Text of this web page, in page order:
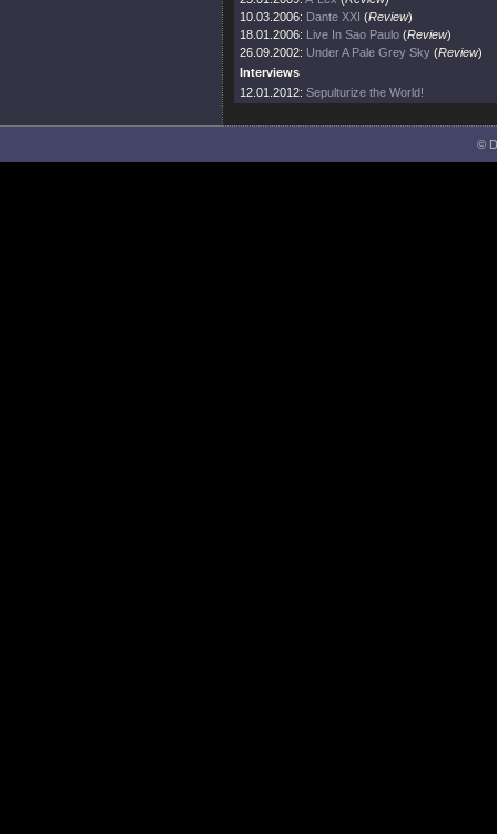
10.03.2006: Dante XXI (Review)
18.01.2006: Live In Sao Paulo (Review)
26.09.2002: Under A Pale Grey Sky (Review)
Interviews
12.01.2012: Sepulturize the World!
©